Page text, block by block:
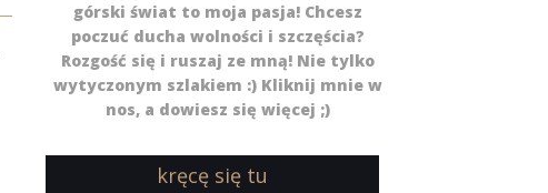
górski świat to moja pasja! Chcesz
poczuć ducha wolności i szczęścia?
Rozgość się i ruszaj ze mną! Nie tylko
wytyczonym szlakiem :) Kliknij mnie w
nos, a dowiesz się więcej ;)
kręcę się tu